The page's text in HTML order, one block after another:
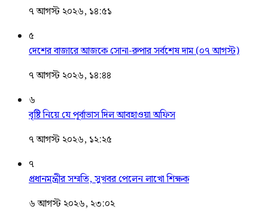
৭ আগস্ট ২০২৬, ১৪:৫১
৫
দেশের বাজারে আজকে সোনা-রুপার সর্বশেষ দাম (০৭ আগস্ট)
৭ আগস্ট ২০২৬, ১৪:৪৪
৬
বৃষ্টি নিয়ে যে পূর্বাভাস দিল আবহাওয়া অফিস
৭ আগস্ট ২০২৬, ১২:২৫
৭
প্রধানমন্ত্রীর সম্মতি, সুখবর পেলেন লাখো শিক্ষক
৬ আগস্ট ২০২৬, ২৩:০২